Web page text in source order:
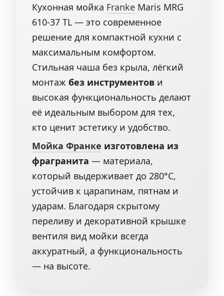
Кухонная мойка Franke Maris MRG
610-37 TL — это современное
решение для компактной кухни с
максимальным комфортом.
Стильная чаша без крыла, лёгкий
монтаж без инструментов и
высокая функциональность делают
её идеальным выбором для тех,
кто ценит эстетику и удобство.
Мойка Франке изготовлена из
фрагранита — материала,
который выдерживает до 280°C,
устойчив к царапинам, пятнам и
ударам. Благодаря скрытому
переливу и декоративной крышке
вентиля вид мойки всегда
аккуратный, а функциональность
— на высоте.